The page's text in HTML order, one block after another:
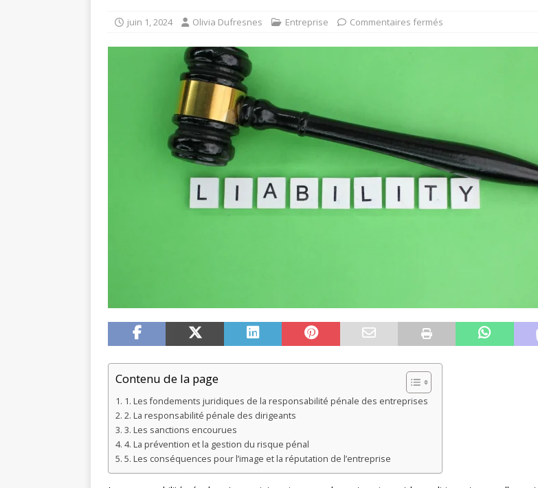
juin 1, 2024 Olivia Dufresnes Entreprise Commentaires fermés
Contenu de la page
1. Les fondements juridiques de la responsabilité pénale des entreprises
2. La responsabilité pénale des dirigeants
3. Les sanctions encourues
4. La prévention et la gestion du risque pénal
5. Les conséquences pour l’image et la réputation de l’entreprise